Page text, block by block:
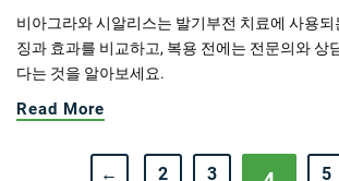
비아그라와 시알리스는 발기부전 치료에 사용되
징과 효과를 비교하고, 복용 전에는 전문의와 상
다는 것을 알아보세요.
Read More
← 2 3 5